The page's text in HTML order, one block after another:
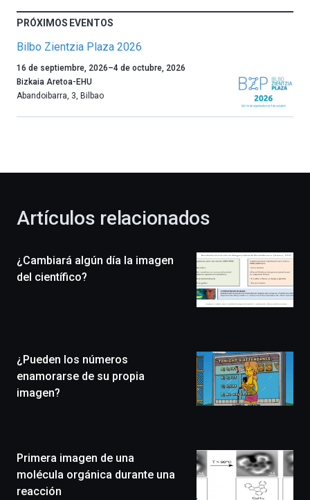
PRÓXIMOS EVENTOS
Bilbo Zientzia Plaza 2026
Un
año
más,
celebración
novena
edición
un
festival
que
llenará
monólogos,
exposiciones,
docufórums
16 de septiembre, 2026–4 de octubre, 2026
Bizkaia Aretoa-EHU
Abandoibarra, 3, Bilbao
Artículos relacionados
¿Cambiará algún día la imagen
del científico?
¿Pueden los números
enamorarse de su propia
imagen?
Primera imagen de una
molécula orgánica durante una
reacción